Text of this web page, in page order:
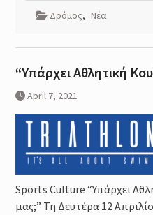
Δρόμος, Νέα
“Υπάρχει Αθλητική
April 7, 2021
Sports Culture “Υπάρχει
μας;” Τη Δευτέρα 12